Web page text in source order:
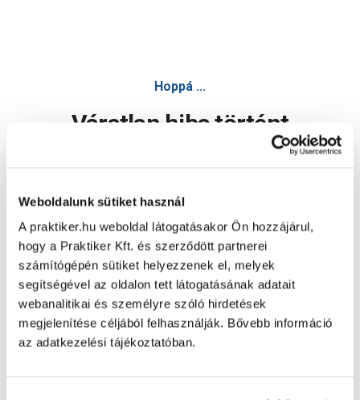
Weboldalunk sütiket használ
A praktiker.hu weboldal látogatásakor Ön hozzájárul,
hogy a Praktiker Kft. és szerződött partnerei
számítógépén sütiket helyezzenek el, melyek
segítségével az oldalon tett látogatásának adatait
webanalitikai és személyre szóló hirdetések
megjelenítése céljából felhasználják. Bővebb információ
az adatkezelési tájékoztatóban.
Hoppá ...
Váratlan hiba történt
Oldal újratöltése